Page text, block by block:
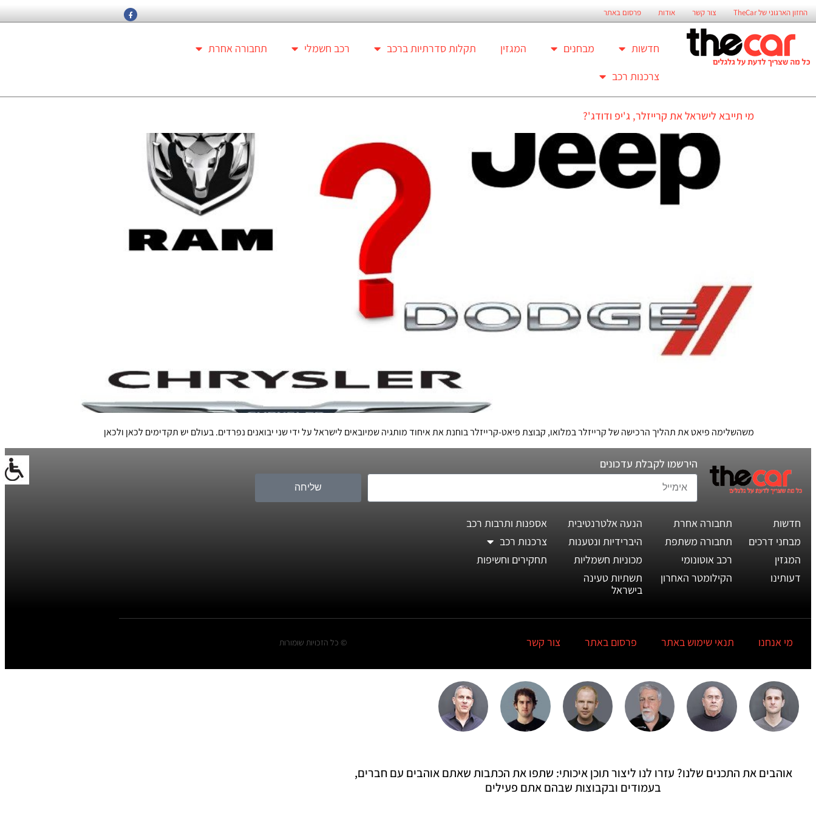
החזון הארגוני של TheCar צור קשר אודות פרסום באתר
חדשות מבחנים המגזין תקלות סדרתיות ברכב רכב חשמלי
תחבורה אחרת
צרכנות רכב
מי תייבא לישראל את קרייזלר, ג'יפ ודודג'?
משהשלימה פיאט את תהליך הרכישה של קרייזלר במלואו, קבוצת פיאט-קרייזלר בוחנת את איחוד מותגיה שמיובאים לישראל על ידי שני יבואנים נפרדים. בעולם יש תקדימים לכאן ולכאן
הירשמו לקבלת עדכונים
שליחה
חדשות
מבחני דרכים
המגזין
דעותינו
תחבורה אחרת
תחבורה משתפת
רכב אוטונומי
הקילומטר האחרון
הנעה אלטרנטיבית
היברידיות ונטענות
מכוניות חשמליות
תשתיות טעינה
בישראל
אספנות ותרבות רכב
צרכנות רכב
תחקירים וחשיפות
מי אנחנו תנאי שימוש באתר פרסום באתר צור קשר © כל הזכויות שומורות
אוהבים את התכנים שלנו? עזרו לנו ליצור תוכן איכותי: שתפו את הכתבות שאתם אוהבים עם חברים,
בעמודים ובקבוצות שבהם אתם פעילים